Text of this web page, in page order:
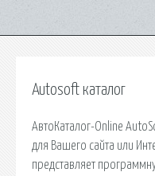
Autosoft каталог
АвтоКаталог-Online
для Вашего сайта или
представляет